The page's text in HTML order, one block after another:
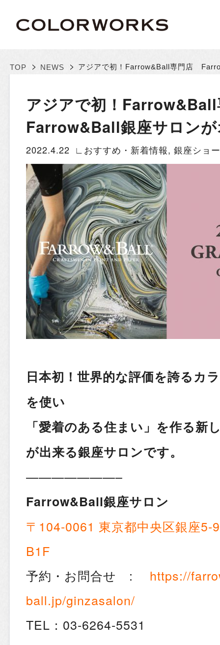
TOP > NEWS > アジアで初！Farrow&Ball専門店
アジアで初！
Farrow&Ball銀座サロン
2022.4.22 ∟おすすめ・新着情報, 銀座ショ
日本初！世界的な評価を誇るカ
を使い
「愛着のある住まい」を作る新
が出来る銀座サロンです。
———————–
Farrow&Ball銀座サロン
〒104-0061 東京都中央区銀座5-
B1F
予約・お問合せ : https://
ball.jp/ginzasalon/
TEL： 03-6264-5531